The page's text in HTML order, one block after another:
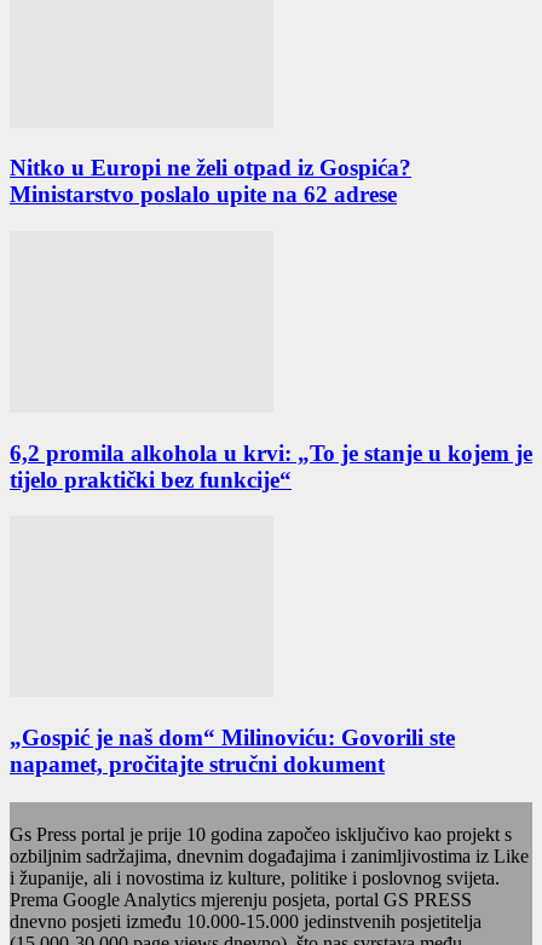
Nitko u Europi ne želi otpad iz Gospića?
Ministarstvo poslalo upite na 62 adrese
6,2 promila alkohola u krvi: „To je stanje u kojem je
tijelo praktički bez funkcije“
„Gospić je naš dom“ Milinoviću: Govorili ste
napamet, pročitajte stručni dokument
Gs Press portal je prije 10 godina započeo isključivo kao projekt s
ozbiljnim sadržajima, dnevnim događajima i zanimljivostima iz Like
i županije, ali i novostima iz kulture, politike i poslovnog svijeta.
Prema Google Analytics mjerenju posjeta, portal GS PRESS
dnevno posjeti između 10.000-15.000 jedinstvenih posjetitelja